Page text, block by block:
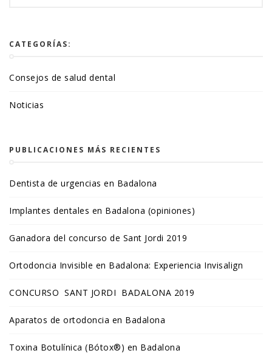
CATEGORÍAS:
Consejos de salud dental
Noticias
PUBLICACIONES MÁS RECIENTES
Dentista de urgencias en Badalona
Implantes dentales en Badalona (opiniones)
Ganadora del concurso de Sant Jordi 2019
Ortodoncia Invisible en Badalona: Experiencia Invisalign
CONCURSO SANT JORDI BADALONA 2019
Aparatos de ortodoncia en Badalona
Toxina Botulínica (Bótox®) en Badalona